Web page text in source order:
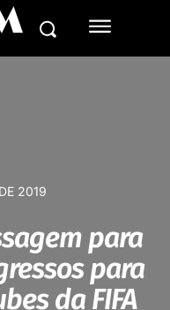
2019
para
para
da FIFA